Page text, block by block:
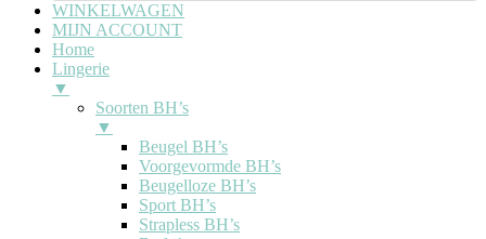
WINKELWAGEN
MIJN ACCOUNT
Home
Lingerie
▼
Soorten BH’s
▼
Beugel BH’s
Voorgevormde BH’s
Beugelloze BH’s
Sport BH’s
Strapless BH’s